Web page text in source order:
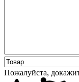
Пожалуйста,